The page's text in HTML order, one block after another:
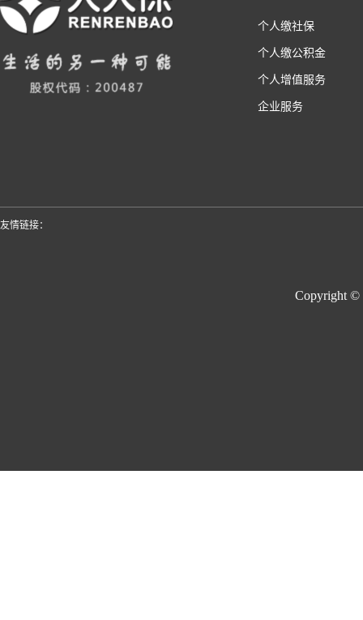
个人缴社保
个人缴公积金
个人增值服务
企业服务
友情链接：
Copyright ©